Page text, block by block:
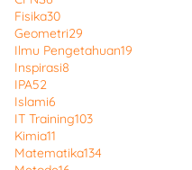
Fisika30
Geometri29
Ilmu Pengetahuan19
Inspirasi8
IPA52
Islami6
IT Training103
Kimia11
Matematika134